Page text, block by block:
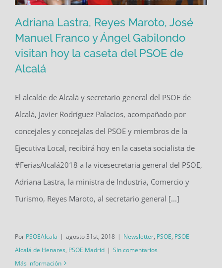
Adriana Lastra, Reyes Maroto, José
Manuel Franco y Ángel Gabilondo
Adriana Lastra, Reyes Maroto, José
Manuel Franco y Ángel Gabilondo
visitan hoy la caseta del PSOE de
Alcalá
El alcalde de Alcalá y secretario general del PSOE de
Alcalá, Javier Rodríguez Palacios, acompañado por
concejales y concejalas del PSOE y miembros de la
Ejecutiva Local, recibirá hoy en la caseta socialista de
#FeriasAlcalá2018 a la vicesecretaria general del PSOE,
Adriana Lastra, la ministra de Industria, Comercio y
Turismo, Reyes Maroto, al secretario general [...]
Por PSOEAlcala | agosto 31st, 2018 | Newsletter, PSOE, PSOE
Alcalá de Henares, PSOE Madrid | Sin comentarios
Más información